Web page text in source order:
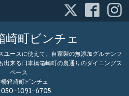
崎町ビンチェ
ユースに使えて、自家製の無添加グルテンフ
出来る日本橋箱崎町の裏通りのダイニングス
ペース
橋箱崎町ビンチェ
050-1091-6705